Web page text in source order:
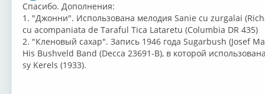
Спасибо. Дополнения:
1. "Джонни". Использована мелодия ⁣Sanie cu zurgalai
cu acompaniata de Taraful Tica Lataretu (Columbia DR 435)
2. "Кленовый сахар". Запись 1946 года Sugarbush (Josef
His Bushveld Band (Decca 23691-B), в которой
sy Kerels (1933).